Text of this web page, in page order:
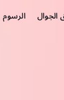
الجوال الرسوم